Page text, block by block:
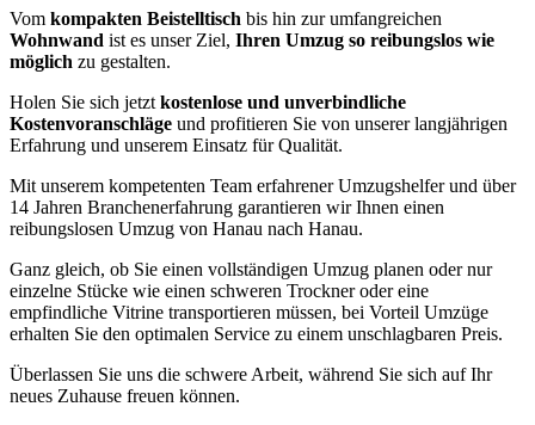
Vom kompakten Beistelltisch bis hin zur umfangreichen
Wohnwand ist es unser Ziel, Ihren Umzug so reibungslos wie
möglich zu gestalten.
Holen Sie sich jetzt kostenlose und unverbindliche
Kostenvoranschläge und profitieren Sie von unserer langjährigen
Erfahrung und unserem Einsatz für Qualität.
Mit unserem kompetenten Team erfahrener Umzugshelfer und über
14 Jahren Branchenerfahrung garantieren wir Ihnen einen
reibungslosen Umzug von Hanau nach Hanau.
Ganz gleich, ob Sie einen vollständigen Umzug planen oder nur
einzelne Stücke wie einen schweren Trockner oder eine
empfindliche Vitrine transportieren müssen, bei Vorteil Umzüge
erhalten Sie den optimalen Service zu einem unschlagbaren Preis.
Überlassen Sie uns die schwere Arbeit, während Sie sich auf Ihr
neues Zuhause freuen können.